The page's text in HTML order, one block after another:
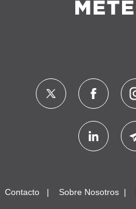
Contacto Sobre Nosotros